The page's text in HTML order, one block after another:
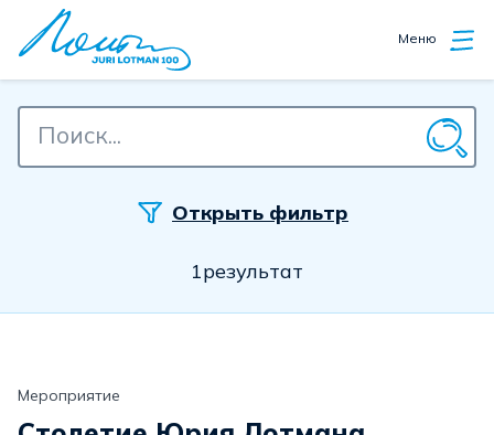
Меню
Открыть фильтр
1результат
Мероприятие